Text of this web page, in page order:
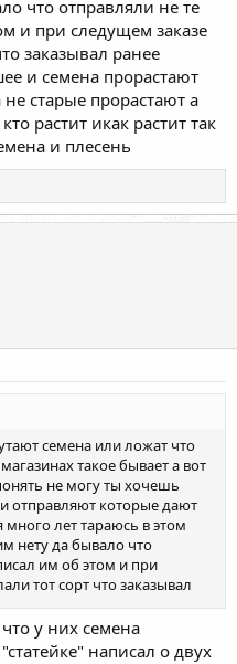
что отправляли не те
и при следущем заказе
заказывал ранее
и семена прорастают
старые прорастают а
растит икак растит так
и плесень
семена или ложат что
такое бывает а вот
не могу ты хочешь
отправляют которые дают
лет тараюсь в этом
нету да бывало что
им об этом и при
тот сорт что заказывал
и семена прорастают
прорастают а все
икак растит так что бро не
у них семена
написал о двух